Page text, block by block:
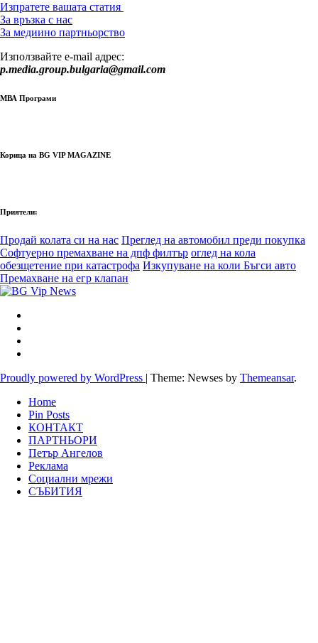
Изпратете вашата статия
За връзка с нас
За медиино партньорство
Използвайте e-mail адрес:
p.media.group.bulgaria@gmail.com
МВА Програми
Корица на BG VIP MAGAZINE
Приятели:
Продай колата си на нас Преглед на автомобил преди покупка
Софтуерно премахване на дпф филтър оглед на кола
обезщетение при катастрофа Изкупуване на коли Бъгси авто
Премахване на егр клапан
Proudly powered by WordPress | Theme: Newses by Themeansar.
Home
Pin Posts
КОНТАКТ
ПАРТНЬОРИ
Петър Ангелов
Реклама
Социални мрежи
СЪБИТИЯ